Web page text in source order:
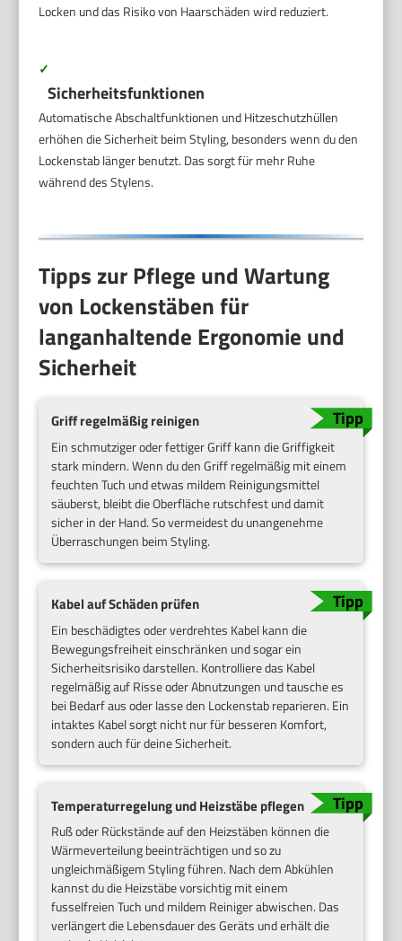
Locken und das Risiko von Haarschäden wird reduziert.
✓
Sicherheitsfunktionen
Automatische Abschaltfunktionen und Hitzeschutzhüllen
erhöhen die Sicherheit beim Styling, besonders wenn du den
Lockenstab länger benutzt. Das sorgt für mehr Ruhe
während des Stylens.
Tipps zur Pflege und Wartung
von Lockenstäben für
langanhaltende Ergonomie und
Sicherheit
Griff regelmäßig reinigen
Ein schmutziger oder fettiger Griff kann die Griffigkeit
stark mindern. Wenn du den Griff regelmäßig mit einem
feuchten Tuch und etwas mildem Reinigungsmittel
säuberst, bleibt die Oberfläche rutschfest und damit
sicher in der Hand. So vermeidest du unangenehme
Überraschungen beim Styling.
Kabel auf Schäden prüfen
Ein beschädigtes oder verdrehtes Kabel kann die
Bewegungsfreiheit einschränken und sogar ein
Sicherheitsrisiko darstellen. Kontrolliere das Kabel
regelmäßig auf Risse oder Abnutzungen und tausche es
bei Bedarf aus oder lasse den Lockenstab reparieren. Ein
intaktes Kabel sorgt nicht nur für besseren Komfort,
sondern auch für deine Sicherheit.
Temperaturregelung und Heizstäbe pflegen
Ruß oder Rückstände auf den Heizstäben können die
Wärmeverteilung beeinträchtigen und so zu
ungleichmäßigem Styling führen. Nach dem Abkühlen
kannst du die Heizstäbe vorsichtig mit einem
fusselfreien Tuch und mildem Reiniger abwischen. Das
verlängert die Lebensdauer des Geräts und erhält die